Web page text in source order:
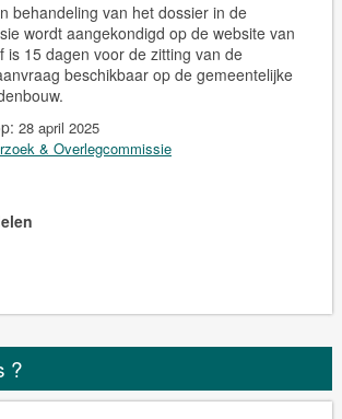
behandeling van het dossier in de
wordt aangekondigd op de website van
is 15 dagen voor de zitting van de
beschikbaar op de gemeentelijke
28 april 2025
& Overlegcommissie
?